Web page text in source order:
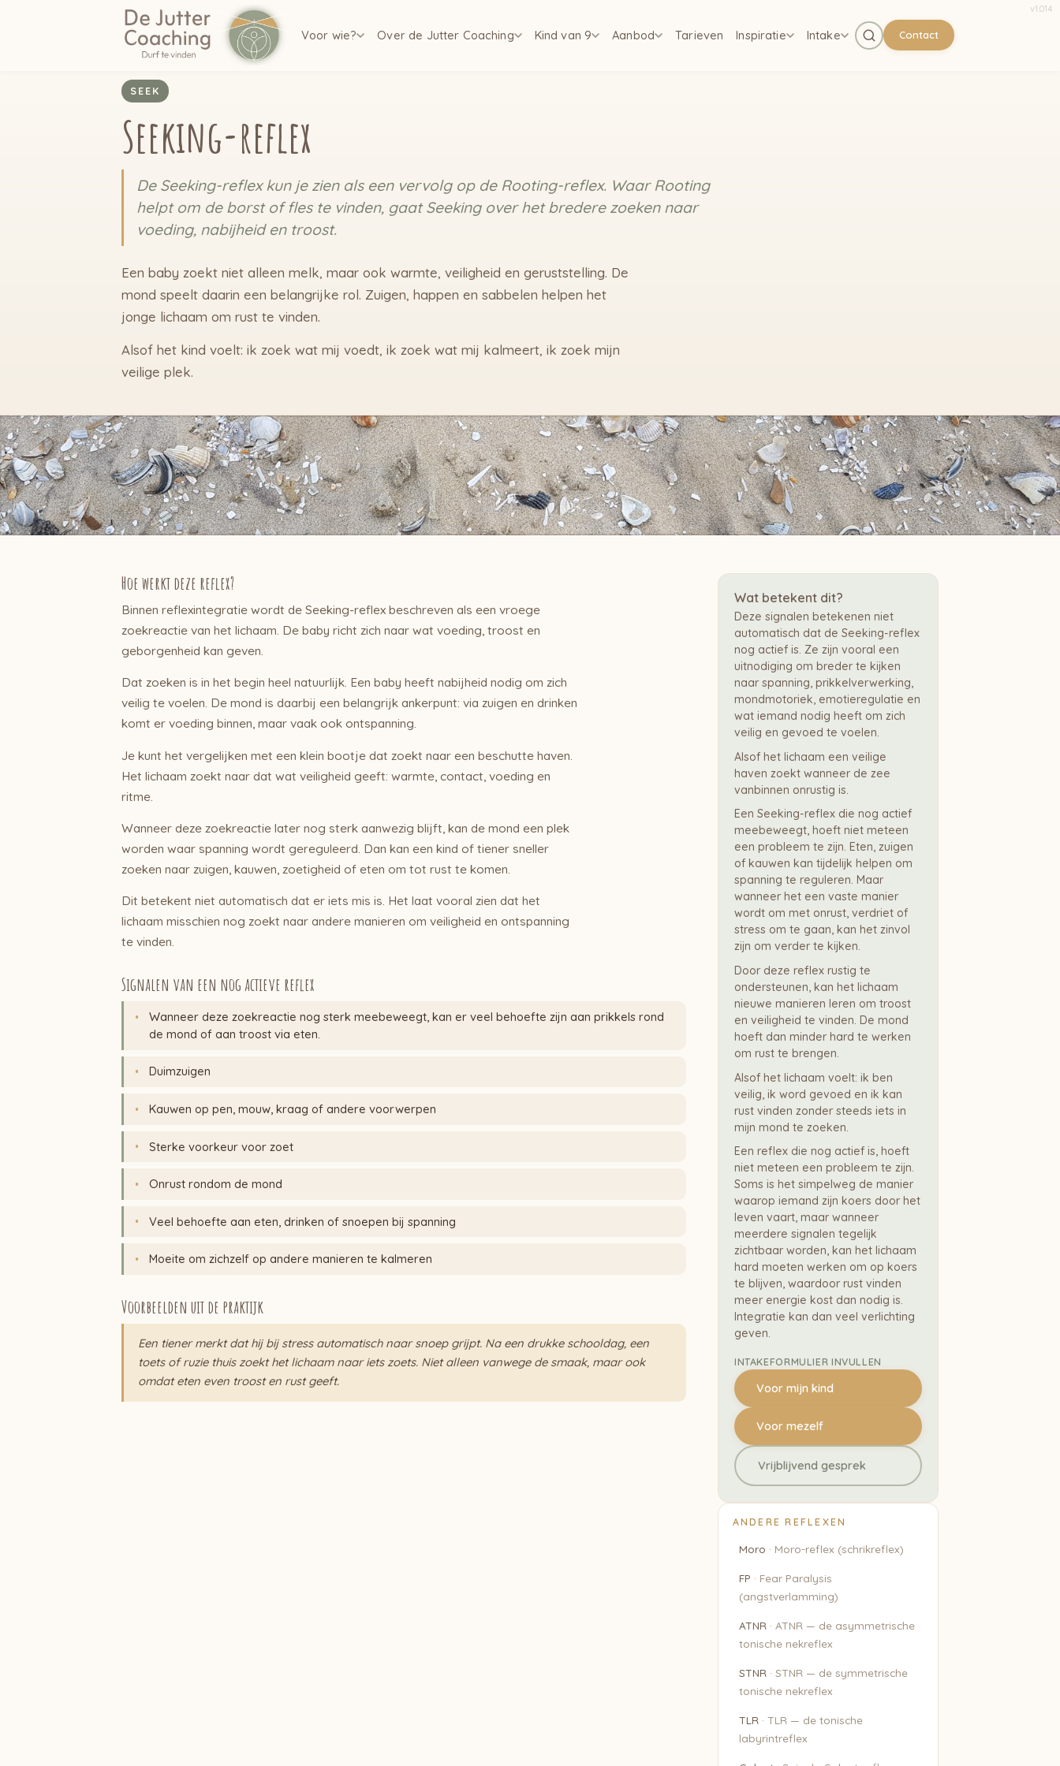
Voor wie? Over de Jutter Coaching Kind van 9 Aanbod Tarieven Inspiratie Intake Contact
REFLEXINTEGRATIE·REFLEXEN UITGELEGD
SEEK
Seeking-reflex
De Seeking-reflex kun je zien als een vervolg op de Rooting-reflex. Waar Rooting
helpt om de borst of fles te vinden, gaat Seeking over het bredere zoeken naar
voeding, nabijheid en troost.
Een baby zoekt niet alleen melk, maar ook warmte, veiligheid en geruststelling. De
mond speelt daarin een belangrijke rol. Zuigen, happen en sabbelen helpen het
jonge lichaam om rust te vinden.
Alsof het kind voelt: ik zoek wat mij voedt, ik zoek wat mij kalmeert, ik zoek mijn
veilige plek.
Hoe werkt deze reflex?
Binnen reflexintegratie wordt de Seeking-reflex beschreven als een vroege
zoekreactie van het lichaam. De baby richt zich naar wat voeding, troost en
geborgenheid kan geven.
Dat zoeken is in het begin heel natuurlijk. Een baby heeft nabijheid nodig om zich
veilig te voelen. De mond is daarbij een belangrijk ankerpunt: via zuigen en drinken
komt er voeding binnen, maar vaak ook ontspanning.
Je kunt het vergelijken met een klein bootje dat zoekt naar een beschutte haven.
Het lichaam zoekt naar dat wat veiligheid geeft: warmte, contact, voeding en
ritme.
Wanneer deze zoekreactie later nog sterk aanwezig blijft, kan de mond een plek
worden waar spanning wordt gereguleerd. Dan kan een kind of tiener sneller
zoeken naar zuigen, kauwen, zoetigheid of eten om tot rust te komen.
Dit betekent niet automatisch dat er iets mis is. Het laat vooral zien dat het
lichaam misschien nog zoekt naar andere manieren om veiligheid en ontspanning
te vinden.
Signalen van een nog actieve reflex
Wanneer deze zoekreactie nog sterk meebeweegt, kan er veel behoefte zijn aan prikkels rond
de mond of aan troost via eten.
Duimzuigen
Kauwen op pen, mouw, kraag of andere voorwerpen
Sterke voorkeur voor zoet
Onrust rondom de mond
Veel behoefte aan eten, drinken of snoepen bij spanning
Moeite om zichzelf op andere manieren te kalmeren
Voorbeelden uit de praktijk
Een tiener merkt dat hij bij stress automatisch naar snoep grijpt. Na een drukke schooldag, een
toets of ruzie thuis zoekt het lichaam naar iets zoets. Niet alleen vanwege de smaak, maar ook
omdat eten even troost en rust geeft.
Wat betekent dit?
Deze signalen betekenen niet
automatisch dat de Seeking-reflex
nog actief is. Ze zijn vooral een
uitnodiging om breder te kijken
naar spanning, prikkelverwerking,
mondmotoriek, emotieregulatie en
wat iemand nodig heeft om zich
veilig en gevoed te voelen.
Alsof het lichaam een veilige
haven zoekt wanneer de zee
vanbinnen onrustig is.
Een Seeking-reflex die nog actief
meebeweegt, hoeft niet meteen
een probleem te zijn. Eten, zuigen
of kauwen kan tijdelijk helpen om
spanning te reguleren. Maar
wanneer het een vaste manier
wordt om met onrust, verdriet of
stress om te gaan, kan het zinvol
zijn om verder te kijken.
Door deze reflex rustig te
ondersteunen, kan het lichaam
nieuwe manieren leren om troost
en veiligheid te vinden. De mond
hoeft dan minder hard te werken
om rust te brengen.
Alsof het lichaam voelt: ik ben
veilig, ik word gevoed en ik kan
rust vinden zonder steeds iets in
mijn mond te zoeken.
Een reflex die nog actief is, hoeft
niet meteen een probleem te zijn.
Soms is het simpelweg de manier
waarop iemand zijn koers door het
leven vaart, maar wanneer
meerdere signalen tegelijk
zichtbaar worden, kan het lichaam
hard moeten werken om op koers
te blijven, waardoor rust vinden
meer energie kost dan nodig is.
Integratie kan dan veel verlichting
geven.
INTAKEFORMULIER INVULLEN
Voor mijn kind
Voor mezelf
Vrijblijvend gesprek
ANDERE REFLEXEN
Moro · Moro-reflex (schrikreflex)
FP · Fear Paralysis
(angstverlamming)
ATNR ·ATNR — de asymmetrische
tonische nekreflex
STNR ·STNR — de symmetrische
tonische nekreflex
TLR ·TLR — de tonische
labyrintreflex
v1.014